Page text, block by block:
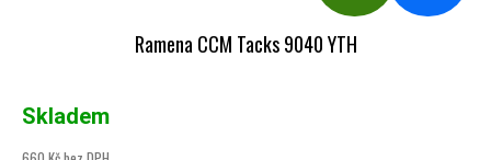
Ramena CCM Tacks 9040 YTH
Skladem